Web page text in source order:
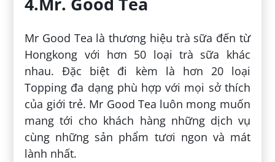
Mr Good Tea là thương hiệu trà sữa đến từ
Hongkong với hơn 50 loại trà sữa khác
nhau. Đặc biệt đi kèm là hơn 20 loại
Topping đa dạng phù hợp với mọi sở thích
của giới trẻ. Mr Good Tea luôn mong muốn
mang tới cho khách hàng những dịch vụ
cùng những sản phẩm tươi ngon và mát
lành nhất.